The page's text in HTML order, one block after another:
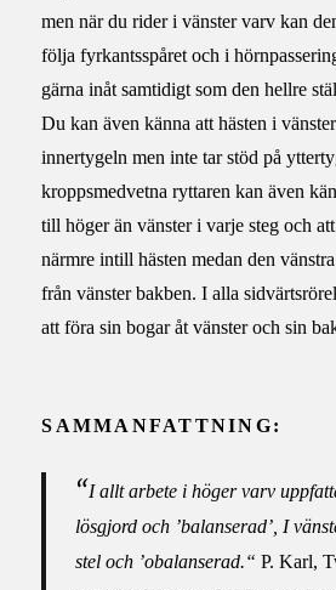
men när du rider i vänster varv kan
följa fyrkantsspåret och i
gärna inåt samtidigt som den hellre
Du kan även känna att hästen i
innertygeln men inte tar stöd på
kroppsmedvetna ryttaren kan även
till höger än vänster i varje steg och
närmre intill hästen medan den
från vänster bakben. I alla
att föra sin bogar åt vänster och sin
SAMMANFATTNING:
“I allt arbete i höger varv
lösgjord och ’balanserad’, I
stel och ’obalanserad.“P. Karl,